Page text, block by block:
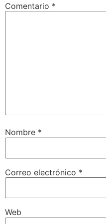
Comentario *
Nombre *
Correo electrónico *
Web